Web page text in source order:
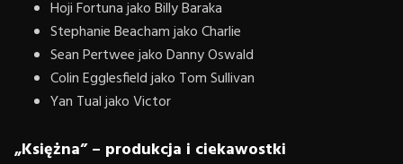
Hoji Fortuna jako Billy Baraka
Stephanie Beacham jako Charlie
Sean Pertwee jako Danny Oswald
Colin Egglesfield jako Tom Sullivan
Yan Tual jako Victor
„Księżna” – produkcja i ciekawostki